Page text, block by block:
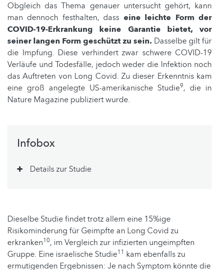
Obgleich das Thema genauer untersucht gehört, kann
man dennoch festhalten, dass eine leichte Form der
COVID-19-Erkrankung keine Garantie bietet, vor
seiner langen Form geschützt zu sein. Dasselbe gilt für
die Impfung. Diese verhindert zwar schwere COVID-19
Verläufe und Todesfälle, jedoch weder die Infektion noch
das Auftreten von Long Covid. Zu dieser Erkenntnis kam
eine groß angelegte US-amerikanische Studie9, die in
Nature Magazine publiziert wurde.
Infobox
Details zur Studie
Dieselbe Studie findet trotz allem eine 15%ige
Risikominderung für Geimpfte an Long Covid zu
erkranken10, im Vergleich zur infizierten ungeimpften
Gruppe. Eine israelische Studie11 kam ebenfalls zu
ermutigenden Ergebnissen: Je nach Symptom könnte die